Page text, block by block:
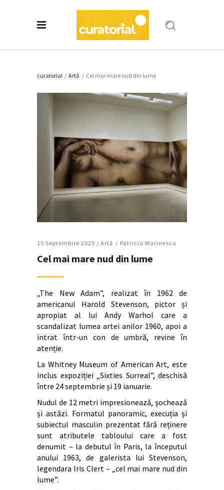
curatorial / Artǎ / Cel mai mare nud din lume
15 Septembrie 2025 / Artǎ Patricia Marinescu
Cel mai mare nud din lume
„The New Adam”, realizat în 1962 de
americanul Harold Stevenson, pictor și
apropiat al lui Andy Warhol care a
scandalizat lumea artei anilor 1960, apoi a
intrat într-un con de umbră, revine în
atenție.
La Whitney Museum of American Art, este
inclus expoziției „Sixties Surreal”, deschisă
între 24 septembrie și 19 ianuarie.
Nudul de 12 metri impresionează, șochează
și astăzi. Formatul panoramic, execuția și
subiectul masculin prezentat fără reținere
sunt atributele tabloului care a fost
denumit – la debutul în Paris, la începutul
anului 1963, de galerista lui Stevenson,
legendara Iris Clert – „cel mai mare nud din
lume”.